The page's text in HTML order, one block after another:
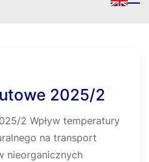
2025/2
2 Wpływ temperatury
na transport
nieorganicznych